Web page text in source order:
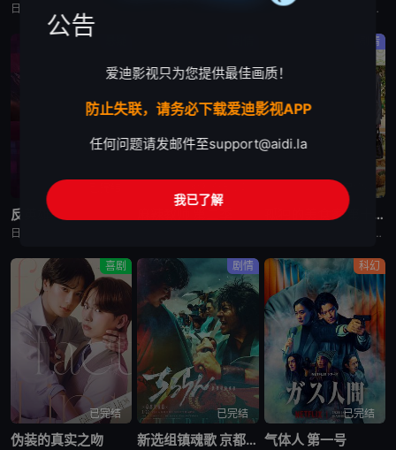
日剧《杀手妈咪》又名：主妇杀手,有夫之妇杀手,Married Woman Killer,A Bona Fide Killer,유부녀 킬러，讲述了：改编自同名漫画。35岁的俞宝娜过着相夫教子的普通生活
反英雄
剧情
已完结
孤独的美食家 第十一季
日剧《孤独的美食家 第十一季》又名：孤独のグルメ Season11，讲述了：《孤独的美食家》 第11季宣布回归，定档4月3日开播。这也是继2022年10月第10季播出以来，该系列时隔三年半再次推出新一
喜剧
已完结
伪装的真实之吻
剧情
已完结
新选组镇魂歌 京都决战篇
科幻
已完结
气体人 第一号
公告
爱迪影视只为您提供最佳画质！
防止失联，请务必下载爱迪影视APP
任何问题请发邮件至support@aidi.la
我已了解